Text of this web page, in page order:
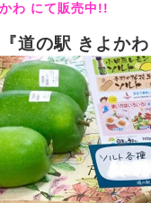
わ にて販売中!!
道の駅 きよかわ